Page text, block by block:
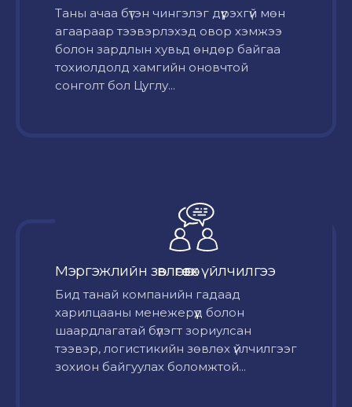
Таны ачаа бүтэн чингэлэг дүүрэхгүй мөн
агаараар тээвэрлэхэд овор хэмжээ
болон зардлын хувьд өндөр байгаа
тохиолдолд хамгийн оновчтой
сонголт бол Цуглу...
Мэргэжлийн зөвлөгөө өгөх үйлчилгээ
Бид танай компанийн гадаад
харилцааны менежерүүд болон
шаардлагатай бүлэгт зориулсан
тээвэр, логистикийн зөвлөх үйлчилгээг
зохион байгуулах боломжтой...